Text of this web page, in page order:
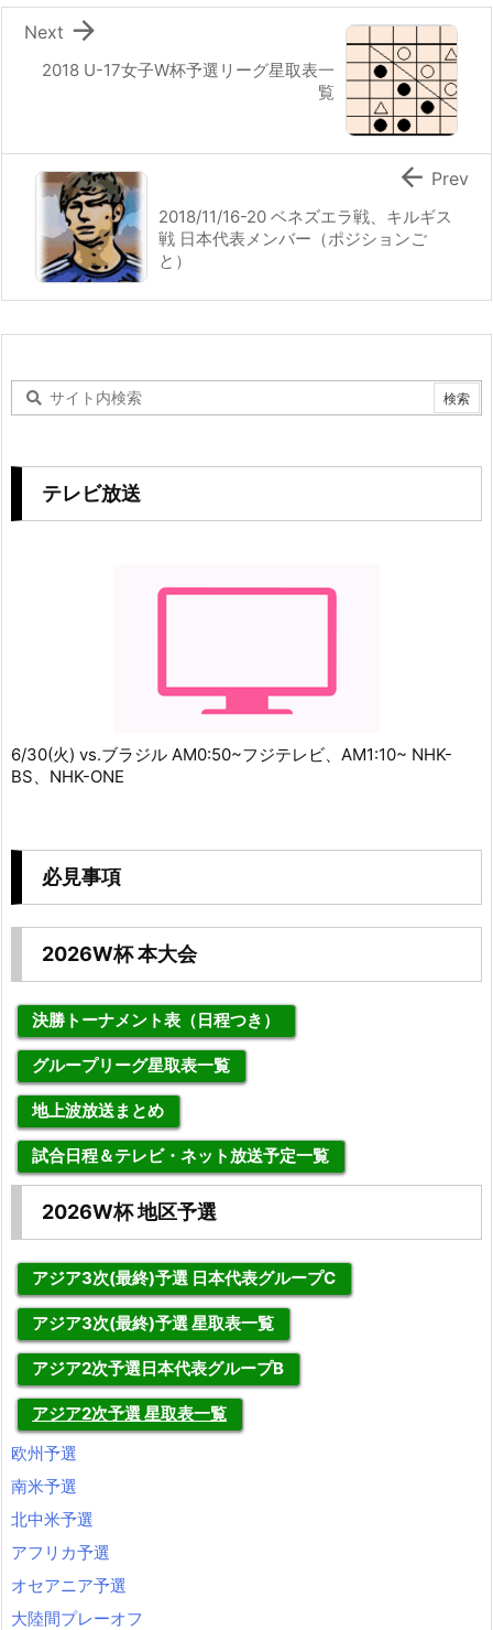
2018 U-17女子W杯予選リーグ星取表一
覧

Next
2018/11/16-20 ベネズエラ戦、キルギス
戦 日本代表メンバー（ポジションご
と）
 Prev
テレビ放送
6/30(火) vs.ブラジル AM0:50~フジテレビ、AM1:10~ NHK-
BS、NHK-ONE
必見事項
2026W杯 本大会
決勝トーナメント表（日程つき）
グループリーグ星取表一覧
地上波放送まとめ
試合日程＆テレビ・ネット放送予定一覧
2026W杯 地区予選
アジア3次(最終)予選 日本代表グループC
アジア3次(最終)予選 星取表一覧
アジア2次予選日本代表グループB
アジア2次予選 星取表一覧
欧州予選
南米予選
北中米予選
アフリカ予選
オセアニア予選
大陸間プレーオフ